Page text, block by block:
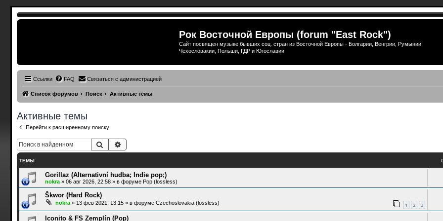
Рок Восточной Европы (forum "East Rock")
Сайт посвящен музыке бывших соц. стран из Восточной Европы - Болгарии, Венгрии, Румынии,
Чехословакии, Польши, ГДР и Югославии
Ссылки FAQ Связаться с администрацией
Список форумов Поиск Активные темы
Активные темы
Перейти к расширенному поиску
Поиск
ТЕМЫ
Gorillaz (Alternativní hudba; Indie pop;)
nokra» 06 авг 2026, 22:58» в форуме Pop (lossless)
Škwor (Hard Rock)
nokra» 13 фев 2021, 13:15» в форуме Czechoslovakia (lossless) 1 2 3
Iconito & FS Zemplín (Pop)